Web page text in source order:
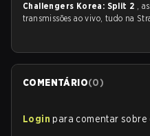
Challengers Korea: Split 2 ,
transmissões ao vivo, tudo na
COMENTÁRIO(0)
Login para comentar sobre